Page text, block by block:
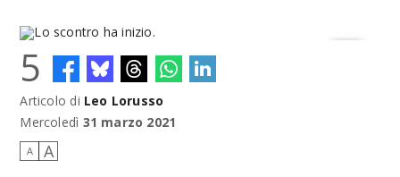
Lo scontro ha inizio.
5
Articolo di Leo Lorusso
Mercoledì 31 marzo 2021
A A